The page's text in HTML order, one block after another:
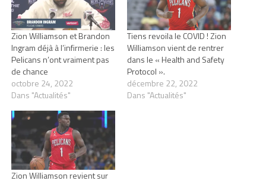
Zion Williamson et Brandon
Ingram déjà à l’infirmerie : les
Pelicans n’ont vraiment pas
de chance
octobre 24, 2022
Dans "Actualités"
Tiens revoila le COVID ! Zion
Williamson vient de rentrer
dans le « Health and Safety
Protocol ».
décembre 22, 2022
Dans "Actualités"
Zion Williamson revient sur